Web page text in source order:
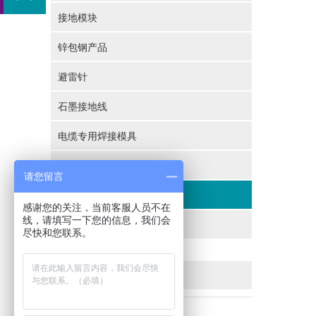
接地模块
锌包钢产品
避雷针
石墨接地线
电缆专用焊接模具
接地配件
锌包钢（铜）纳米碳绞线
推荐信息
请您留言
感谢您的关注，当前客服人员不在
线，请填写一下您的信息，我们会
尽快和您联系。